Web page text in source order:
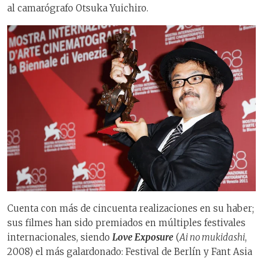
al camarógrafo Otsuka Yuichiro.
Cuenta con más de cincuenta realizaciones en su haber;
sus filmes han sido premiados en múltiples festivales
internacionales, siendo Love Exposure (Ai no mukidashi,
2008) el más galardonado: Festival de Berlín y Fant Asia